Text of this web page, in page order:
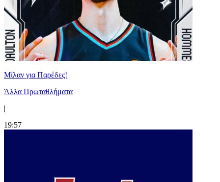
Μίλαν για Παρέδες!
Άλλα Πρωταθλήματα
|
19:57